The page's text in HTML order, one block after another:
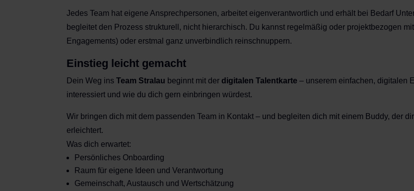
Jedes Team hat eigene Ansprechpersonen, arbeitet eigenverantwortlich und erhält bei Bedarf
begleitet den Prozess strukturell, nicht hierarchisch. Du kannst regelmäßig oder projektbezogen
Engagements) oder erstmal ganz unverbindlich reinschnuppern.
Einstieg leicht gemacht
Dein Weg insTeam Stralau beginnt mit der digitalen Talentkarte – unserem einfachen, digitalen
interessiert und wie du dich gern einbringen würdest.
Wir bringen dich mit dem passenden Team in Kontakt – und begleiten dich mit einem Buddy, der
erleichtert.
Was dich erwartet:
Persönliches Onboarding
Raum für eigene Ideen und Verantwortung
Gemeinschaft, Austausch und Wertschätzung